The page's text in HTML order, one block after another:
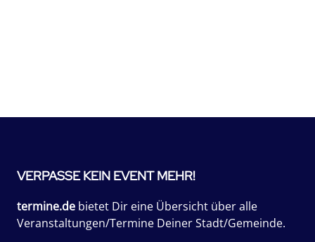
VERPASSE KEIN EVENT MEHR!
termine.de bietet Dir eine Übersicht über alle
Veranstaltungen/Termine Deiner Stadt/Gemeinde.